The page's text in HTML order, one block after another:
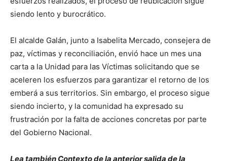
siendo lento y burocrático.
El alcalde Galán, junto a Isabelita Mercado, consejera de
paz, víctimas y reconciliación, envió hace un mes una
carta a la Unidad para las Víctimas solicitando que se
aceleren los esfuerzos para garantizar el retorno de los
emberá a sus territorios. Sin embargo, el proceso sigue
siendo incierto, y la comunidad ha expresado su
frustración por la falta de acciones concretas por parte
del Gobierno Nacional.
Lea también Contexto de la anterior salida de la